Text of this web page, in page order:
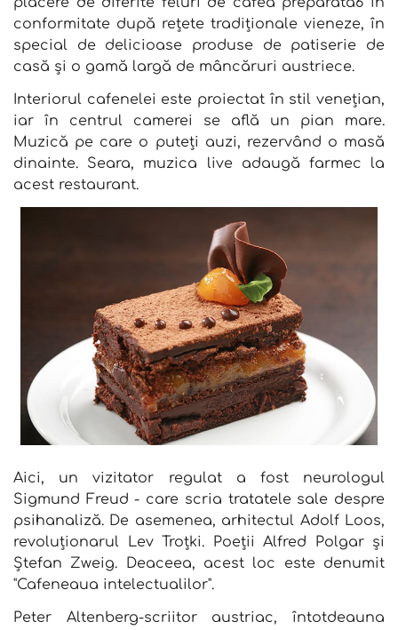
conformitate după rețete tradiționale vieneze, în
special de delicioase produse de patiserie de
casă și o gamă largă de mâncăruri austriece.
Interiorul cafenelei este proiectat în stil venețian,
iar în centrul camerei se află un pian mare.
Muzică pe care o puteți auzi, rezervând o masă
dinainte. Seara, muzica live adaugă farmec la
acest restaurant.
Aici, un vizitator regulat a fost neurologul
Sigmund Freud - care scria tratatele sale despre
psihanaliză. De asemenea, arhitectul Adolf Loos,
revoluționarul Lev Troțki. Poeții Alfred Polgar și
Ștefan Zweig. Deaceea, acest loc este denumit
"Cafeneaua intelectualilor".
Peter Altenberg-scriitor austriac, întotdeauna